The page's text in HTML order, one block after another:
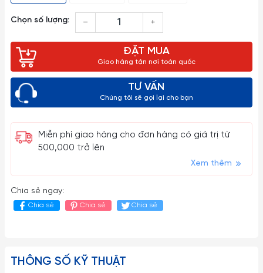
Chọn số lượng: – +
ĐẶT MUA
Giao hàng tận nơi toàn quốc
TƯ VẤN
Chúng tôi sẽ gọi lại cho bạn
Miễn phí giao hàng cho đơn hàng có giá trị từ
500,000 trở lên
Xem thêm
Chia sẻ ngay:
Chia sẻ Chia sẻ Chia sẻ
THÔNG SỐ KỸ THUẬT